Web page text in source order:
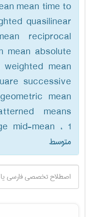
mean time to
quasilinear
reciprocal
mean absolute
mean
successive
mean
means
متوسط